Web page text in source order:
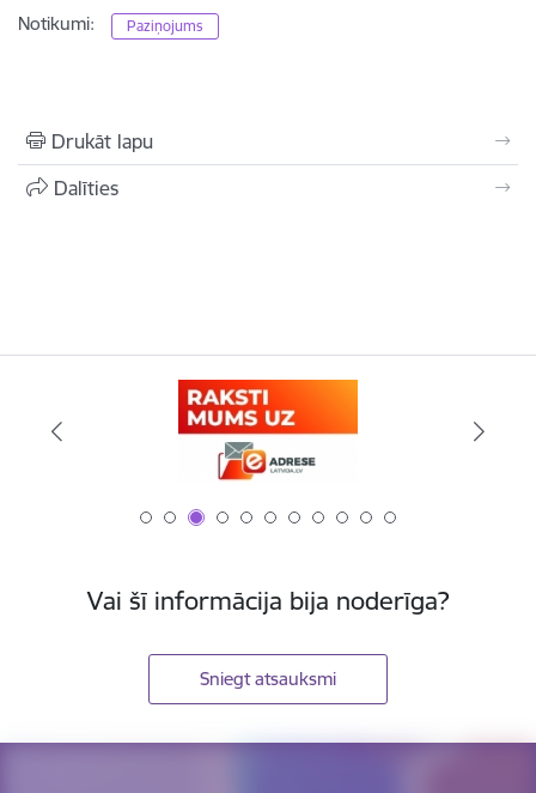
Notikumi: Paziņojums
Drukāt lapu
Dalīties
Vai šī informācija bija noderīga?
Sniegt atsauksmi